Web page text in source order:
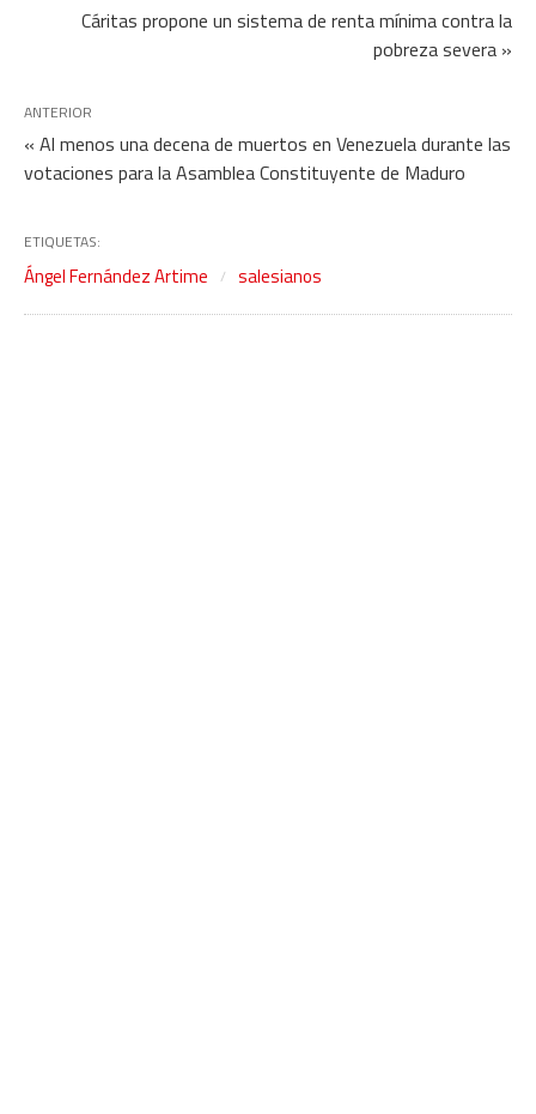
Cáritas propone un sistema de renta mínima contra la
pobreza severa »
ANTERIOR
« Al menos una decena de muertos en Venezuela durante las
votaciones para la Asamblea Constituyente de Maduro
ETIQUETAS:
Ángel Fernández Artime salesianos